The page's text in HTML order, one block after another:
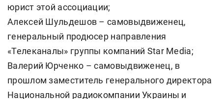
юрист этой ассоциации;
Алексей Шульдешов – самовыдвиженец,
генеральный продюсер направления
«Телеканалы» группы компаний Star Media;
Валерий Юрченко – самовыдвиженец, в
прошлом заместитель генерального директора
Национальной радиокомпании Украины и